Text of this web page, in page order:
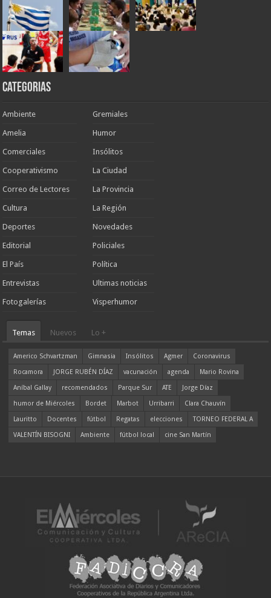
Categorias
Ambiente
Amelia
Comerciales
Cooperativismo
Correo de Lectores
Cultura
Deportes
Editorial
El País
Entrevistas
Fotogalerías
Gremiales
Humor
Insólitos
La Ciudad
La Provincia
La Región
Novedades
Policiales
Política
Ultimas noticias
Visperhumor
Temas Nuevos Lo +
Americo Schvartzman Gimnasia Insólitos Agmer
Coronavirus
Rocamora
JORGE RUBÉN DÍAZ vacunación agenda
Mario Rovina
Aníbal Gallay
recomendados Parque Sur ATE
Jorge Díaz
humor de Miércoles
Bordet Marbot Urribarri
Clara Chauvín
Lauritto
Docentes fútbol Regatas elecciones
TORNEO FEDERAL A
VALENTÍN BISOGNI
Ambiente fútbol local cine San Martín